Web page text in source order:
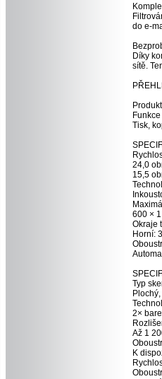
do e-
Díky
sítě.
Funkce
Tisk,
24,0
15,5
600 ×
Okraje
Horní:
Typ
2×
Až 1
K